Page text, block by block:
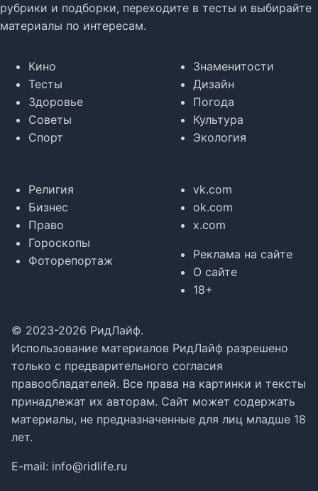
рубрики и подборки, переходите в тесты и выбирайте
материалы по интересам.
Кино
Тесты
Здоровье
Советы
Спорт
Знаменитости
Дизайн
Погода
Культура
Экология
Религия
Бизнес
Право
Гороскопы
Фоторепортаж
vk.com
ok.com
x.com
Реклама на сайте
О сайте
18+
© 2023-2026 РидЛайф.
Использование материалов РидЛайф разрешено
только с предварительного согласия
правообладателей. Все права на картинки и тексты
принадлежат их авторам. Сайт может содержать
материалы, не предназначенные для лиц младше 18
лет.
E-mail: info@ridlife.ru